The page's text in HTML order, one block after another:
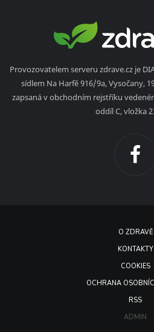
Provozovatelem serveru zdrave.cz je
sídlem Na Harfě 916/9a, Vysočany,
zapsaná v obchodním rejstříku
oddíl C, vložka
O ZDRAVĚ
KONTAKTY
COOKIES
OCHRANA
RSS
ADMIN